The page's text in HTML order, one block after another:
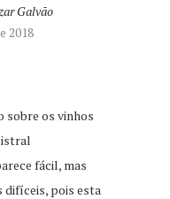
Galvão
2018
sobre os vinhos
fácil, mas
difíceis, pois esta